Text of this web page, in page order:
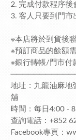
2. 完成付款程序
3. 客人只要到門
※本店將於到貨後
※預訂商品的餘額
※銀行轉帳/門市付
地址：九龍油麻地
舖
時間：每日4:00 -
查詢電話：+852
Facebook專頁：